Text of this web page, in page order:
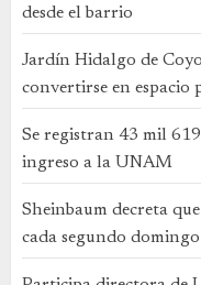
desde el barrio
Jardín Hidalgo de
convertirse en espacio
Se registran 43 mil
ingreso a la UNAM
Sheinbaum decreta
cada segundo